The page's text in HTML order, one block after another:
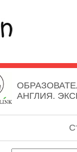
АНГЛИЯ.